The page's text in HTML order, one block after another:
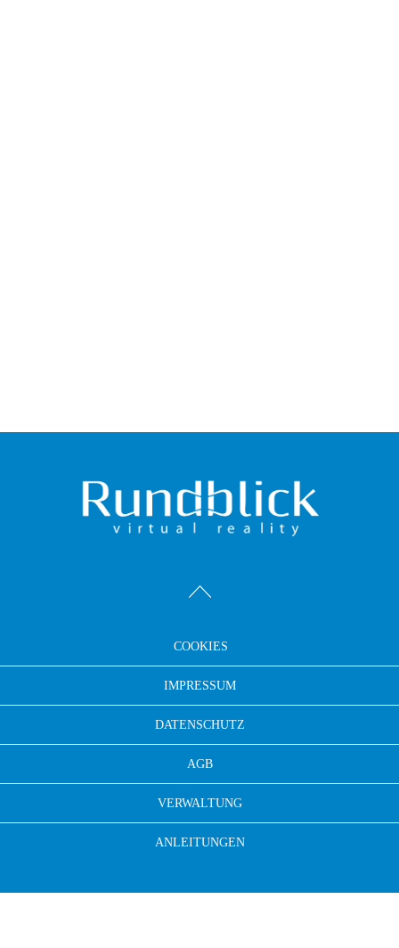
COOKIES
IMPRESSUM
DATENSCHUTZ
AGB
VERWALTUNG
ANLEITUNGEN